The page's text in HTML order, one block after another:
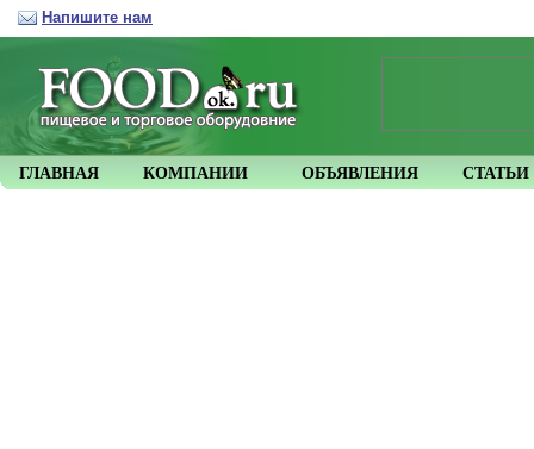
ГЛАВНАЯ КОМПАНИИ ОБЪЯВЛЕНИЯ СТАТЬИ
Напишите нам